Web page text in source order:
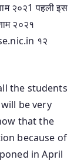
२०२1 पहली इस
२०२१
१२
the students
be very
that the
because of
in April